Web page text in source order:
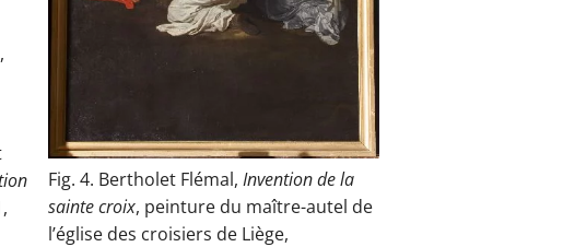
Fig. 4. Bertholet Flémal, Invention de la
sainte croix, peinture du maître-autel de
l’église des croisiers de Liège,